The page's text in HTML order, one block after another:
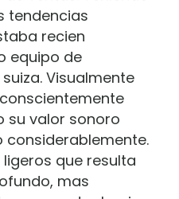
tendencias
recien
equipo de
Visualmente
su valor sonoro
que resulta
mas